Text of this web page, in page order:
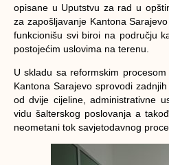
opisane u Uputstvu za rad u
za zapošljavanje Kantona
funkcionišu svi biroi na području
postojećim uslovima na terenu.
U skladu sa reformskim
Kantona Sarajevo sprovodi
od dvije cijeline, administrativne
vidu šalterskog poslovanja a
neometani tok savjetodavnog